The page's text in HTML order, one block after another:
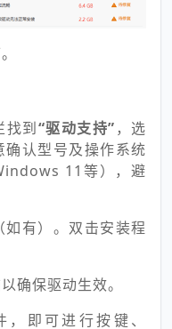
找到“驱动支持” ，选
认型号及操作系统
11等），避
有）。双击安装程
确保驱动生效。
即可进行按键、